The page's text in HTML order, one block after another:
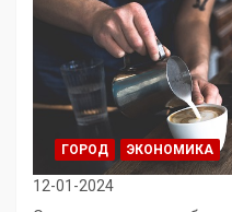
ГОРОД ЭКОНОМИКА
12-01-2024